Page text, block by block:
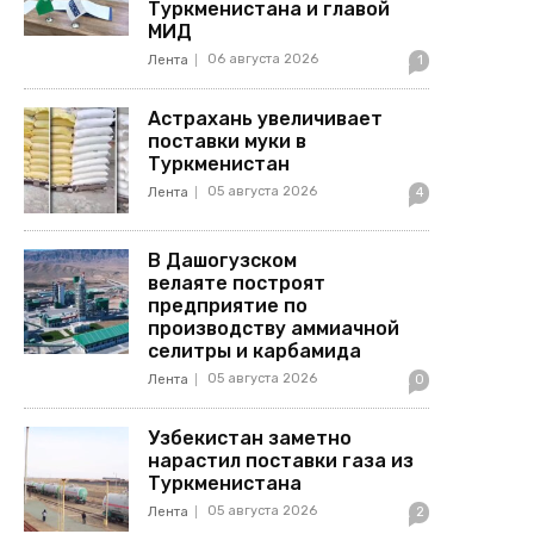
Туркменистана и главой
МИД
Лента 06 августа 2026 1
Астрахань увеличивает
поставки муки в
Туркменистан
Лента 05 августа 2026 4
В Дашогузском
велаяте построят
предприятие по
производству аммиачной
селитры и карбамида
Лента 05 августа 2026 0
Узбекистан заметно
нарастил поставки газа из
Туркменистана
Лента 05 августа 2026 2